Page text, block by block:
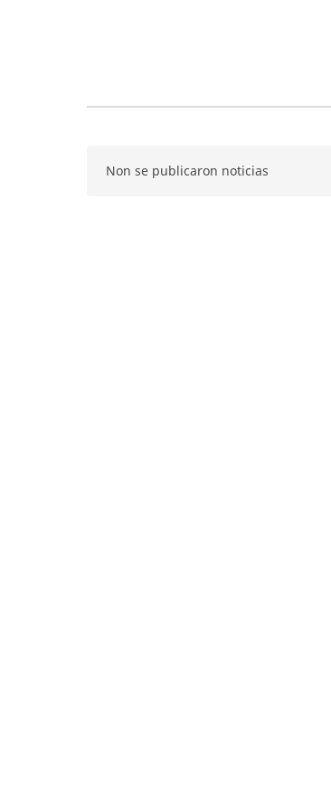
Non se publicaron noticias